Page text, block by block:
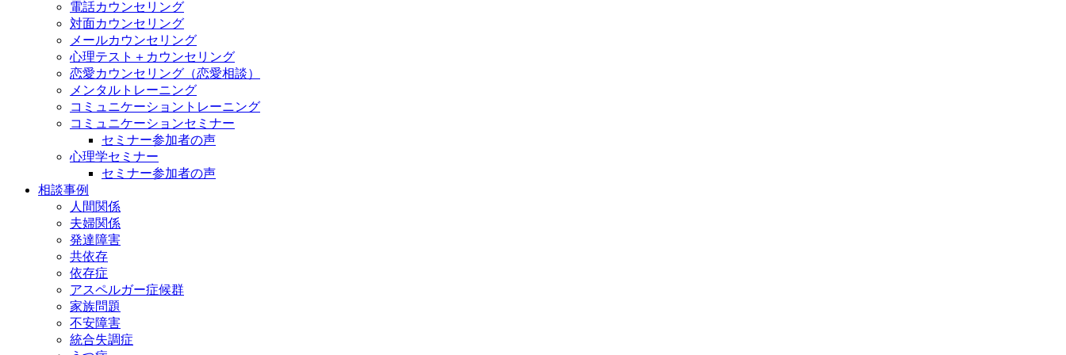
電話カウンセリング
対面カウンセリング
メールカウンセリング
心理テスト＋カウンセリング
恋愛カウンセリング（恋愛相談）
メンタルトレーニング
コミュニケーショントレーニング
コミュニケーションセミナー
セミナー参加者の声
心理学セミナー
セミナー参加者の声
相談事例
人間関係
夫婦関係
発達障害
共依存
依存症
アスペルガー症候群
家族問題
不安障害
統合失調症